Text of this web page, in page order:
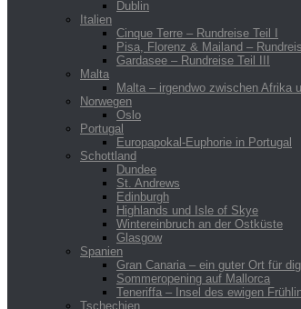
Dublin
Italien
Cinque Terre – Rundreise Teil I
Pisa, Florenz & Mailand –
Gardasee – Rundreise Teil III
Malta
Malta – irgendwo zwischen Afrika
Norwegen
Oslo
Portugal
Europapokal-Euphorie in Portugal
Schottland
Dundee
St. Andrews
Edinburgh
Highlands und Isle of Skye
Wintereinbruch an der Ostküste
Glasgow
Spanien
Gran Canaria – ein guter Ort für
Sommeropening auf Mallorca
Teneriffa – Insel des ewigen
Tschechien